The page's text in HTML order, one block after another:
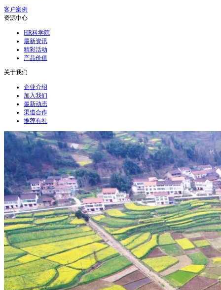
客户案例
资源中心
HR科学院
最新资讯
精彩活动
产品价值
关于我们
企业介绍
加入我们
最新动态
渠道合作
推荐有礼